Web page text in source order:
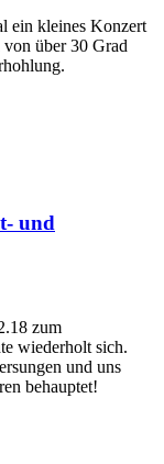
ein kleines Konzert
von über 30 Grad
und
zum
wiederholt sich.
und uns
behauptet!